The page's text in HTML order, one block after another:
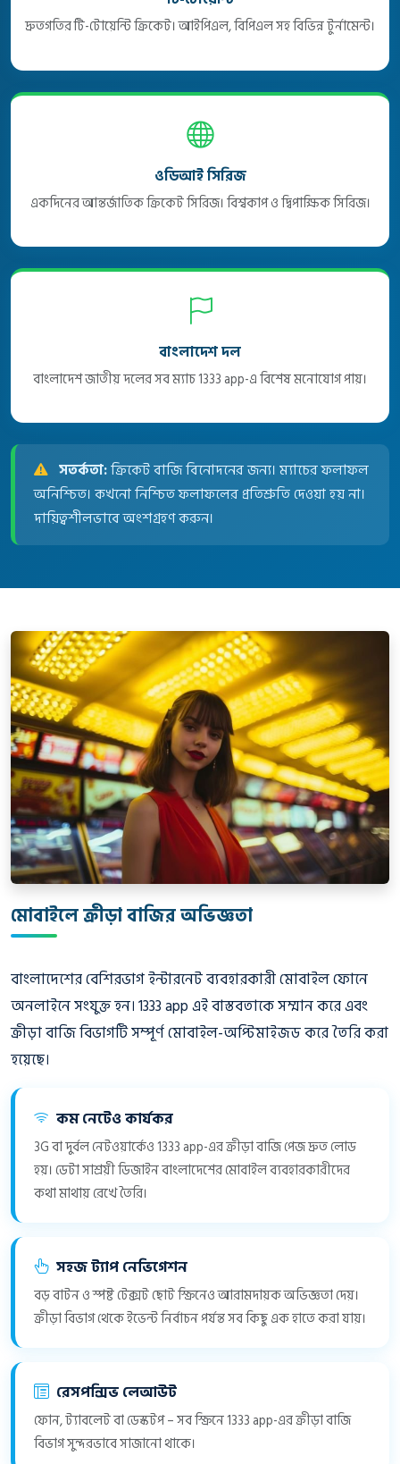
দ্রুতগতির টি-টোয়েন্টি ক্রিকেট। আইপিএল, বিপিএল সহ বিভিন্ন টুর্নামেন্ট।
ওডিআই সিরিজ
একদিনের আন্তর্জাতিক ক্রিকেট সিরিজ। বিশ্বকাপ ও দ্বিপাক্ষিক সিরিজ।
বাংলাদেশ দল
বাংলাদেশ জাতীয় দলের সব ম্যাচ 1333 app-এ বিশেষ মনোযোগ পায়।
সতর্কতা:ক্রিকেট বাজি বিনোদনের জন্য। ম্যাচের ফলাফল
অনিশ্চিত। কখনো নিশ্চিত ফলাফলের প্রতিশ্রুতি দেওয়া হয় না।
দায়িত্বশীলভাবে অংশগ্রহণ করুন।
মোবাইলে ক্রীড়া বাজির অভিজ্ঞতা
বাংলাদেশের বেশিরভাগ ইন্টারনেট ব্যবহারকারী মোবাইল ফোনে
অনলাইনে সংযুক্ত হন। 1333 app এই বাস্তবতাকে সম্মান করে এবং
ক্রীড়া বাজি বিভাগটি সম্পূর্ণ মোবাইল-অপ্টিমাইজড করে তৈরি করা
হয়েছে।
কম নেটেও কার্যকর
3G বা দুর্বল নেটওয়ার্কেও 1333 app-এর ক্রীড়া বাজি পেজ দ্রুত লোড
হয়। ডেটা সাশ্রয়ী ডিজাইন বাংলাদেশের মোবাইল ব্যবহারকারীদের
কথা মাথায় রেখে তৈরি।
সহজ ট্যাপ নেভিগেশন
বড় বাটন ও স্পষ্ট টেক্সট ছোট স্ক্রিনেও আরামদায়ক অভিজ্ঞতা দেয়।
ক্রীড়া বিভাগ থেকে ইভেন্ট নির্বাচন পর্যন্ত সব কিছু এক হাতে করা যায়।
রেসপন্সিভ লেআউট
ফোন, ট্যাবলেট বা ডেস্কটপ – সব স্ক্রিনে 1333 app-এর ক্রীড়া বাজি
বিভাগ সুন্দরভাবে সাজানো থাকে।